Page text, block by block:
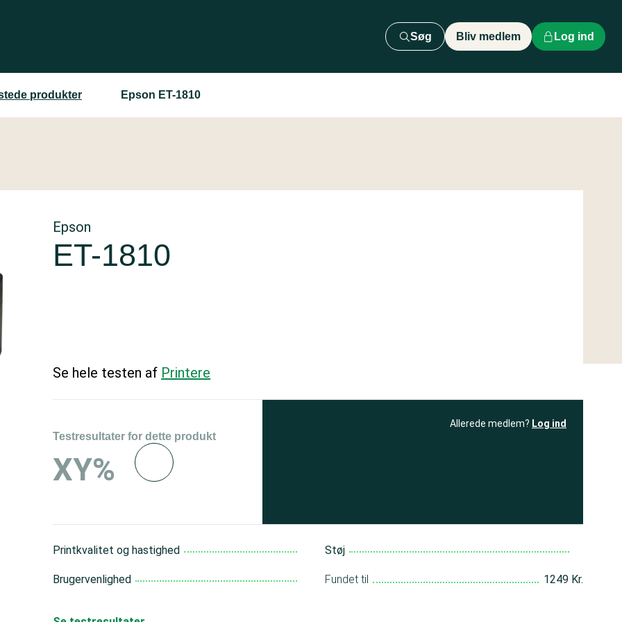
Søg Bliv medlem Log ind
produkter Epson ET-1810
Epson
ET-1810
Se hele testen af Printere
Testresultater for dette produkt
XY%
Allerede medlem? Log ind
Printkvalitet og hastighed
Brugervenlighed
Støj
Fundet til 1249 Kr.